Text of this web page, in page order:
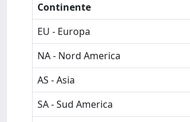
Continente
EU - Europa
NA - Nord America
AS - Asia
SA - Sud America